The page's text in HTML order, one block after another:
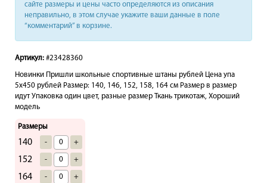
сайте размеры и цены часто определяются из описания
неправильно, в этом случае укажите ваши данные в поле
“комментарий” в корзине.
Артикул: #23428360
Новинки Пришли школьные спортивные штаны рублей Цена упа
5х450 рублей Размер: 140, 146, 152, 158, 164 см Размер в размер
идут Упаковка один цвет, разные размер Ткань трикотаж, Хороший
модель
Размеры
140 - +
152 - +
164 - +